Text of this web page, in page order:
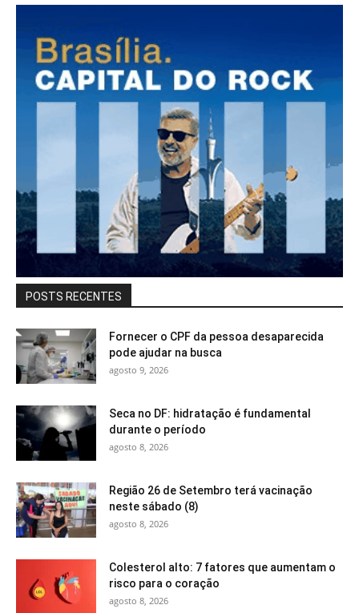
POSTS RECENTES
Fornecer o CPF da pessoa desaparecida
pode ajudar na busca
agosto 9, 2026
Seca no DF: hidratação é fundamental
durante o período
agosto 8, 2026
Região 26 de Setembro terá vacinação
neste sábado (8)
agosto 8, 2026
Colesterol alto: 7 fatores que aumentam o
risco para o coração
agosto 8, 2026